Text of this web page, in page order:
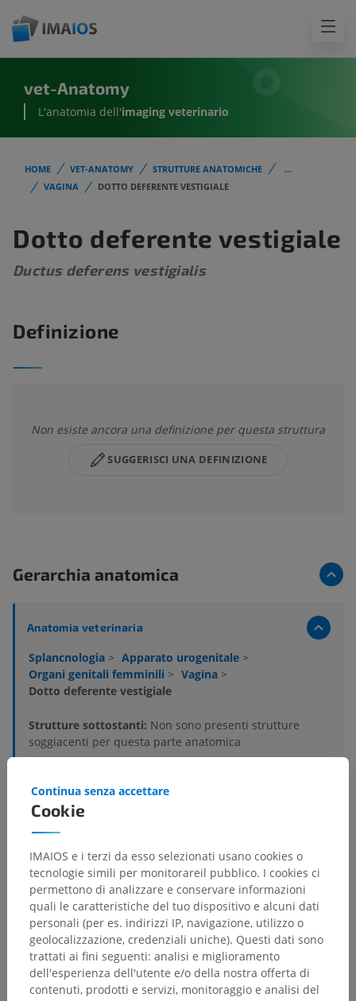
vet-Anatomy
L'anatomia dell'imaging veterinario
HOME VET-ANATOMY STRUTTURE ANATOMICHE
...
VAGINA
DOTTO DEFERENTE VESTIGIALE
Dotto deferente vestigiale
Ductus deferens vestigialis
Definizione
Non esiste ancora una definizione per questa struttura
SUGGERISCI UNA DEFINIZIONE
Gerarchia anatomica
Anatomia veterinaria
Splancnologia > Apparato urogenitale >
Organi genitali femminili > Vagina >
Dotto deferente vestigiale
Strutture sottostanti: Non sono presenti strutture
soggiacenti per questa parte anatomica
Anatomia comparata umana
Traduzioni
Hai notato un errore?
Non esitare a suggerire una correzione, traduzione o
Cookie
Continua senza accettare
IMAIOS e i terzi da esso selezionati usano cookies o
tecnologie simili per monitorareil pubblico. I cookies ci
permettono di analizzare e conservare informazioni
quali le caratteristiche del tuo dispositivo e alcuni dati
personali (per es. indirizzi IP, navigazione, utilizzo o
geolocalizzazione, credenziali uniche). Questi dati sono
trattati ai fini seguenti: analisi e miglioramento
dell'esperienza dell'utente e/o della nostra offerta di
contenuti, prodotti e servizi, monitoraggio e analisi del